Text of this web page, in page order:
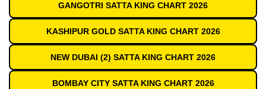
GANGOTRI SATTA KING CHART 2026
KASHIPUR GOLD SATTA KING CHART 2026
NEW DUBAI (2) SATTA KING CHART 2026
BOMBAY CITY SATTA KING CHART 2026